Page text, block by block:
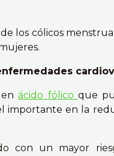
los cólicos
enácido fólico que
importante en la
con un mayor